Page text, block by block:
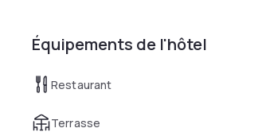
Équipements de l'hôtel
Restaurant
Terrasse